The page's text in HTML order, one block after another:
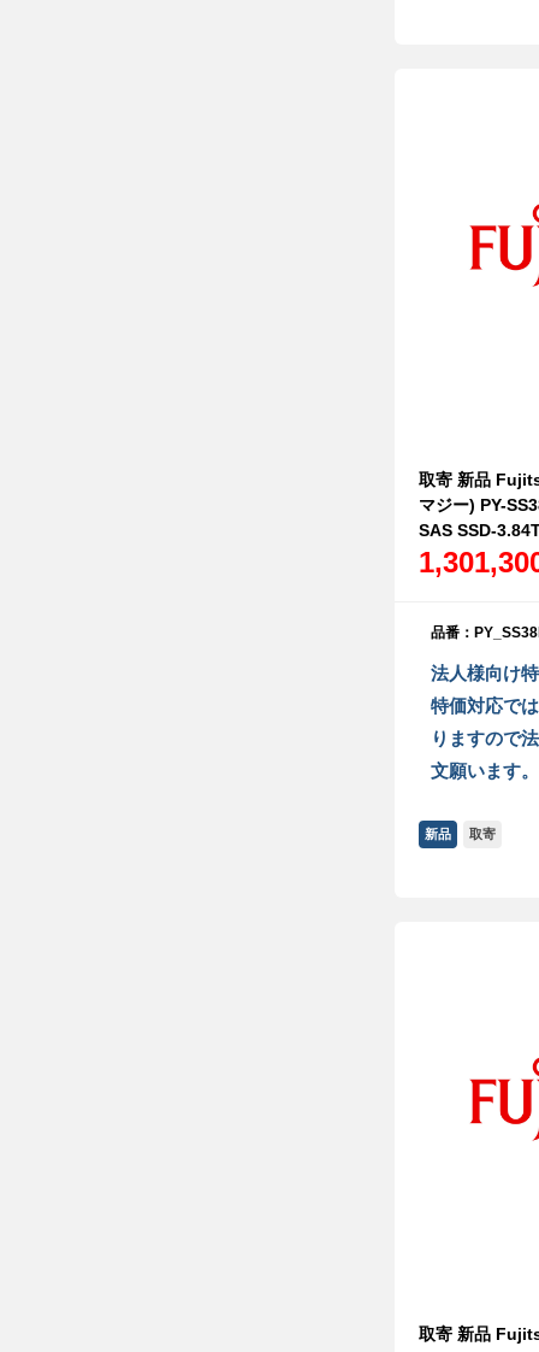
取寄 新品
マジー) PY-
SAS SSD-
品番：
法人様向け
特価対応で
りますので
文願います。
新品 取寄
取寄 新品